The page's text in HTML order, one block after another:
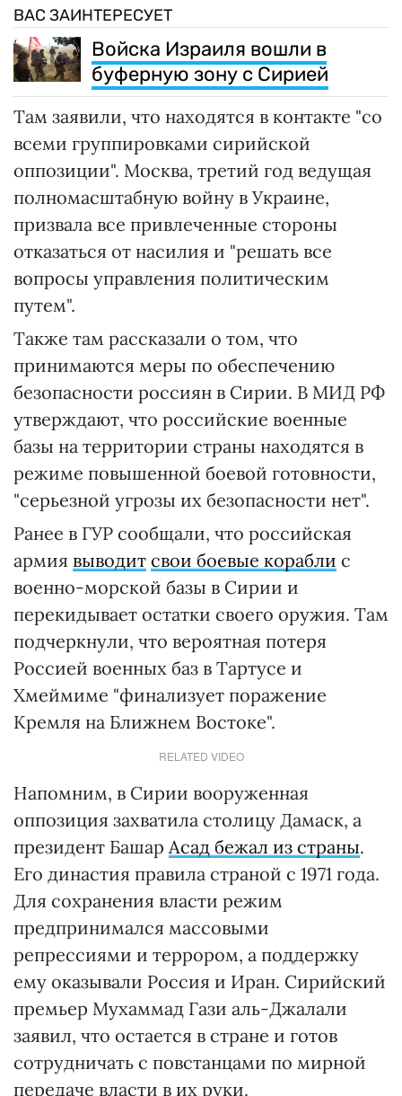
ВАС ЗАИНТЕРЕСУЕТ
Войска Израиля вошли в
буферную зону с Сирией
Там заявили, что находятся в контакте "со
всеми группировками сирийской
оппозиции". Москва, третий год ведущая
полномасштабную войну в Украине,
призвала все привлеченные стороны
отказаться от насилия и "решать все
вопросы управления политическим
путем".
Также там рассказали о том, что
принимаются меры по обеспечению
безопасности россиян в Сирии. В МИД РФ
утверждают, что российские военные
базы на территории страны находятся в
режиме повышенной боевой готовности,
"серьезной угрозы их безопасности нет".
Ранее в ГУР сообщали, что российская
армия выводит свои боевые корабли с
военно-морской базы в Сирии и
перекидывает остатки своего оружия. Там
подчеркнули, что вероятная потеря
Россией военных баз в Тартусе и
Хмеймиме "финализует поражение
Кремля на Ближнем Востоке".
RELATED VIDEO
Напомним, в Сирии вооруженная
оппозиция захватила столицу Дамаск, а
президент Башар Асад бежал из страны.
Его династия правила страной с 1971 года.
Для сохранения власти режим
предпринимался массовыми
репрессиями и террором, а поддержку
ему оказывали Россия и Иран. Сирийский
премьер Мухаммад Гази аль-Джалали
заявил, что остается в стране и готов
сотрудничать с повстанцами по мирной
передаче власти в их руки.